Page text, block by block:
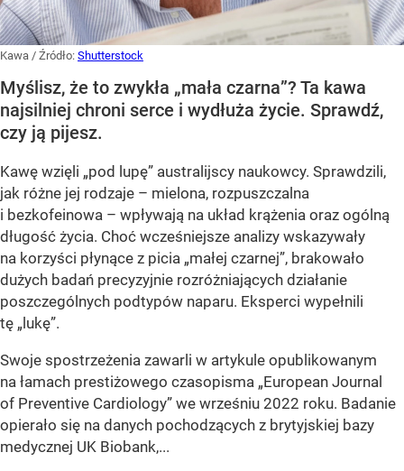
Kawa / Źródło: Shutterstock
Myślisz, że to zwykła „mała czarna”? Ta kawa
najsilniej chroni serce i wydłuża życie. Sprawdź,
czy ją pijesz.
Kawę wzięli „pod lupę” australijscy naukowcy. Sprawdzili,
jak różne jej rodzaje – mielona, rozpuszczalna
i bezkofeinowa – wpływają na układ krążenia oraz ogólną
długość życia. Choć wcześniejsze analizy wskazywały
na korzyści płynące z picia „małej czarnej”, brakowało
dużych badań precyzyjnie rozróżniających działanie
poszczególnych podtypów naparu. Eksperci wypełnili
tę „lukę”.
Swoje spostrzeżenia zawarli w artykule opublikowanym
na łamach prestiżowego czasopisma „European Journal
of Preventive Cardiology” we wrześniu 2022 roku. Badanie
opierało się na danych pochodzących z brytyjskiej bazy
medycznej UK Biobank,...